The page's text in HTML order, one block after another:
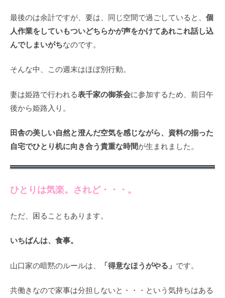
最後のは余計ですが、要は、同じ空間で過ごしていると、 個
人作業をしていもついどちらかが声をかけてあれこれ話し込
んでしまいがちなのです。
そんな中、この週末はほぼ別行動。
妻は姫路で行われる表千家の御茶会に参加するため、前日午
後から姫路入り。
田舎の美しい自然と澄んだ空気を感じながら、資料の揃った
自宅でひとり机に向き合う貴重な時間が生まれました。
ひとりは気楽。されど・・・。
ただ、困ることもあります。
いちばんは、食事。
山口家の暗黙のルールは、 「得意なほうがやる」 です。
共働きなので家事は分担しないと・・・という気持ちはある